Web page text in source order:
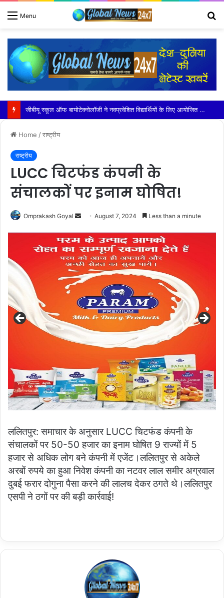
Menu
डी एम, एस एस पी ने लिया कांवड़ यात्रा का जायजा
Home /राष्ट्रीय
राष्ट्रीय
LUCC चिटफंड कंपनी के
संचालकों पर इनाम घोषित!
Omprakash Goyal
Send
email
August 7, 2024 Less than a minute
ललितपुर: समाचार के अनुसार LUCC चिटफंड कंपनी के
संचालकों पर 50-50 हजार का इनाम घोषित 9 राज्यों में 5
हजार से अधिक लोग बने कंपनी में एजेंट।ललितपुर से अकेले
अरबों रुपये का हुआ निवेश कंपनी का नटवर लाल समीर अग्रवाल
दुबई फरार दोगुना पैसा करने की लालच देकर ठगते थे।ललितपुर
एसपी ने ठगों पर की बड़ी कार्रवाई!